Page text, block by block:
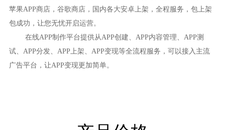
苹果APP商店，谷歌商店，国内各大安卓上架，全程服务，包上架
包成功，让您无忧开启运营。
在线APP制作平台提供从APP创建、APP内容管理、APP测
试、APP分发、APP上架、APP变现等全流程服务，可以接入主流
广告平台，让APP变现更加简单。